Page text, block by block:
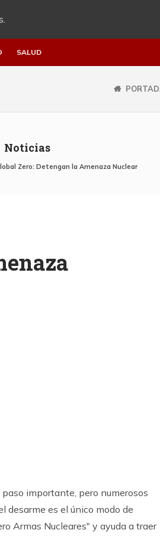
SALUD
Noticias
Zero: Detengan la Amenaza Nuclear
paso importante, pero numerosos
desarme es el único modo de
Armas Nucleares" y ayuda a traer